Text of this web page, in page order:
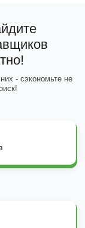
- сэкономьте не